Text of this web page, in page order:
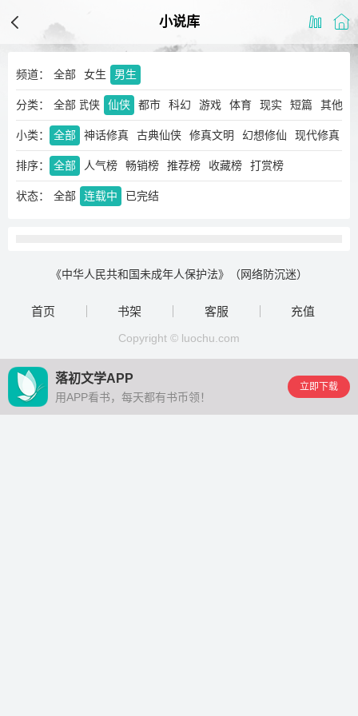
小说库
频道： 全部 女生 男生
分类： 全部
玄幻 奇幻 武侠 仙侠 都市 科幻 游戏 体育 现实 短篇 其他
小类： 全部 神话修真 古典仙侠 修真文明 幻想修仙 现代修真
排序： 全部 人气榜 畅销榜 推荐榜 收藏榜 打赏榜
状态： 全部 连载中 已完结
《中华人民共和国未成年人保护法》（网络防沉迷）
首页 书架 客服 充值
Copyright © luochu.com
落初文学APP
用APP看书，每天都有书币领！
立即下载